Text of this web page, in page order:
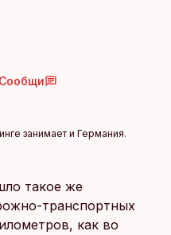
Сообщи
занимает и Германия.
такое же
транспортных
как во